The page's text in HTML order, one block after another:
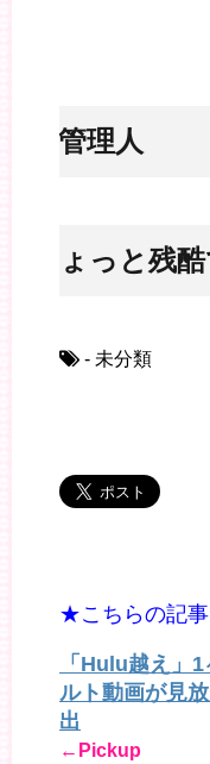
※管理人
ちょっと残
- 未分類
★こちらの記
「Hulu越え」
ルト動画が見
出
←Pickup